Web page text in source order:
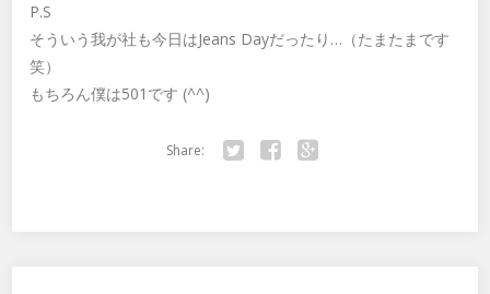
P.S
そういう我が社も今日はJeans Dayだったり…（たまたまです
笑）
もちろん僕は501です (^^)
Share: